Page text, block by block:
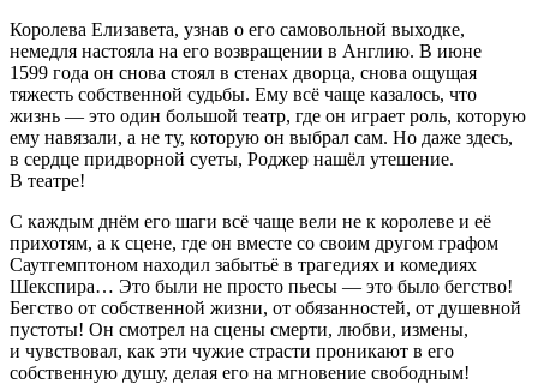
Королева Елизавета, узнав о его самовольной выходке,
немедля настояла на его возвращении в Англию. В июне
1599 года он снова стоял в стенах дворца, снова ощущая
тяжесть собственной судьбы. Ему всё чаще казалось, что
жизнь — это один большой театр, где он играет роль, которую
ему навязали, а не ту, которую он выбрал сам. Но даже здесь,
в сердце придворной суеты, Роджер нашёл утешение.
В театре!
С каждым днём его шаги всё чаще вели не к королеве и её
прихотям, а к сцене, где он вместе со своим другом графом
Саутгемптоном находил забытьё в трагедиях и комедиях
Шекспира… Это были не просто пьесы — это было бегство!
Бегство от собственной жизни, от обязанностей, от душевной
пустоты! Он смотрел на сцены смерти, любви, измены,
и чувствовал, как эти чужие страсти проникают в его
собственную душу, делая его на мгновение свободным!